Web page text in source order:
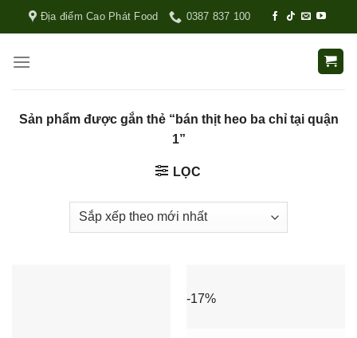
Địa điểm Cao Phát Food 0387 837 100
Sản phẩm được gắn thẻ “bán thịt heo ba chỉ tại quận
1”
LỌC
-17%